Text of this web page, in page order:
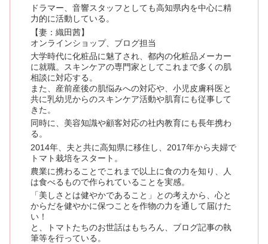
ドラマー、音響スタッフとしても高知県内を中心に精
力的に活動している。
【妻：織田茜】
オンラインショップ、ブログ担当
大学時代に化粧品に魅了され、都内の化粧品メーカー
に就職。スキンケアの専門家としてこれまで多くの肌
相談に対応する。
また、産前産後の肌悩みへの対応や、小児皮膚科医と
共に乳幼児からのスキンケア活動や肌育にも従事して
きた。
同時に、美容知識や顧客対応の社内教育にも長年携わ
る。
2014年、夫と共に高知県に移住し、2017年から夫婦で
トマト栽培をスタート。
農業に携わることでこれまで以上に食の力を知り、人
は食べるもので作られていることを実感。
「美しさとは健やかであること」との考えから、心と
からだを健やかに保つことを作物の力を通して届けた
い！
と、トマトたちのお世話はもちろん、ブログ記事の執
筆等を行っている。